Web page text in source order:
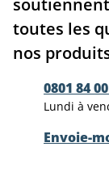
toutes les
nos
0801 84
Lundi à
Envoie-